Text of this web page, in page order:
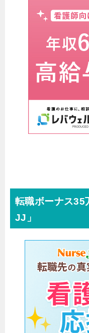
転職ボーナス35
JJ」